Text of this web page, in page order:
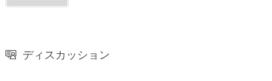
ディスカッション